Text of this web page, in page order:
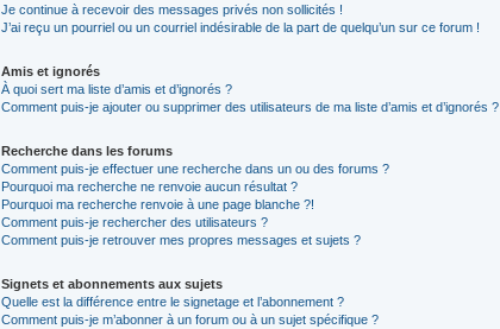
Je continue à recevoir des messages privés non sollicités !
J’ai reçu un pourriel ou un courriel indésirable de la part de quelqu’un sur ce forum !
Amis et ignorés
À quoi sert ma liste d’amis et d’ignorés ?
Comment puis-je ajouter ou supprimer des utilisateurs de ma liste d’amis et d’ignorés ?
Recherche dans les forums
Comment puis-je effectuer une recherche dans un ou des forums ?
Pourquoi ma recherche ne renvoie aucun résultat ?
Pourquoi ma recherche renvoie à une page blanche ?!
Comment puis-je rechercher des utilisateurs ?
Comment puis-je retrouver mes propres messages et sujets ?
Signets et abonnements aux sujets
Quelle est la différence entre le signetage et l’abonnement ?
Comment puis-je m’abonner à un forum ou à un sujet spécifique ?